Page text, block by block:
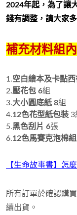
2024年起，為了讓
錢有調整，請大家
補充材料組
1.空白繪本及卡點西
2.壓花包 6組
3.大小圓底紙 8組
4.12色花型紙包裝 3
5.黑色刮片 6張
6.12色馬賽克泡棉組
【生命故事書】怎
所有訂單於確認購
續出貨。